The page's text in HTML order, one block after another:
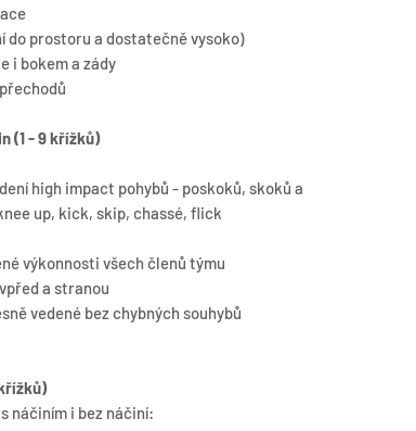
do prostoru a dostatečně vysoko)
i bokem a zády
(1 - 9 křížků)
high impact pohybů - poskoků, skoků a
up, kick, skip, chassé, flick
výkonnosti všech členů týmu
a stranou
vedené bez chybných souhybů
náčiním i bez náčiní: